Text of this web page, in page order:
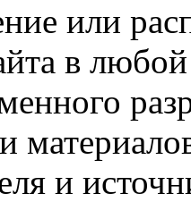
или
в
и